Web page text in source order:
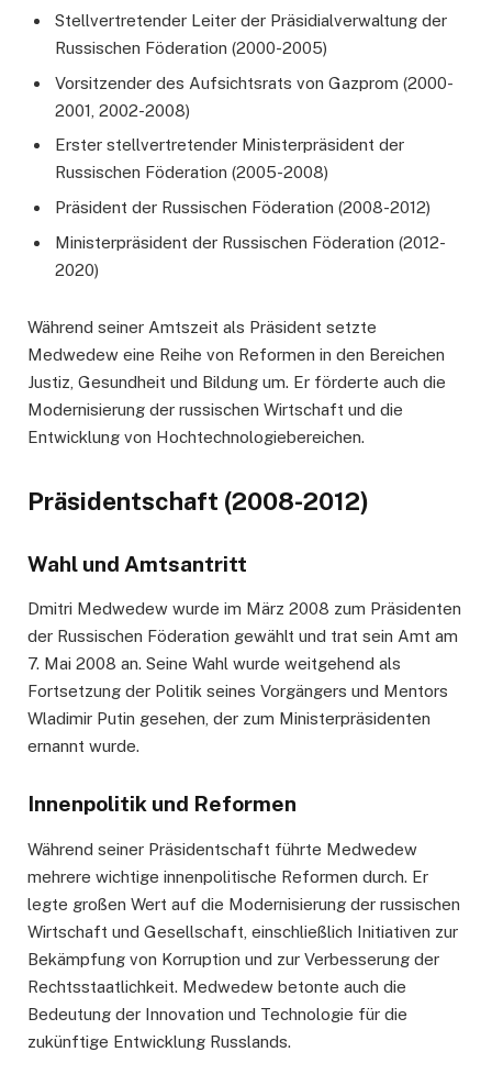
Stellvertretender Leiter der Präsidialverwaltung der
Russischen Föderation (2000-2005)
Vorsitzender des Aufsichtsrats von Gazprom (2000-
2001, 2002-2008)
Erster stellvertretender Ministerpräsident der
Russischen Föderation (2005-2008)
Präsident der Russischen Föderation (2008-2012)
Ministerpräsident der Russischen Föderation (2012-
2020)
Während seiner Amtszeit als Präsident setzte
Medwedew eine Reihe von Reformen in den Bereichen
Justiz, Gesundheit und Bildung um. Er förderte auch die
Modernisierung der russischen Wirtschaft und die
Entwicklung von Hochtechnologiebereichen.
Präsidentschaft (2008-2012)
Wahl und Amtsantritt
Dmitri Medwedew wurde im März 2008 zum Präsidenten
der Russischen Föderation gewählt und trat sein Amt am
7. Mai 2008 an. Seine Wahl wurde weitgehend als
Fortsetzung der Politik seines Vorgängers und Mentors
Wladimir Putin gesehen, der zum Ministerpräsidenten
ernannt wurde.
Innenpolitik und Reformen
Während seiner Präsidentschaft führte Medwedew
mehrere wichtige innenpolitische Reformen durch. Er
legte großen Wert auf die Modernisierung der russischen
Wirtschaft und Gesellschaft, einschließlich Initiativen zur
Bekämpfung von Korruption und zur Verbesserung der
Rechtsstaatlichkeit. Medwedew betonte auch die
Bedeutung der Innovation und Technologie für die
zukünftige Entwicklung Russlands.